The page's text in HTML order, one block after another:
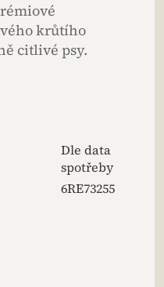
krůtího
citlivé psy.
Dle data
spotřeby
6RE73255